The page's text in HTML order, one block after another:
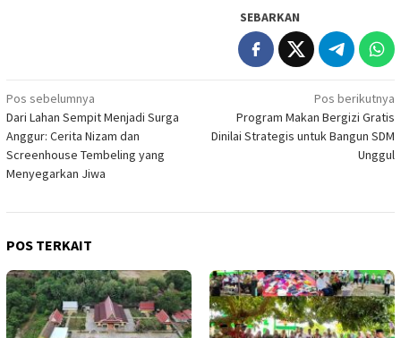
SEBARKAN
Navigasi
pos
Pos sebelumnya
Dari Lahan Sempit Menjadi Surga
Anggur: Cerita Nizam dan
Screenhouse Tembeling yang
Menyegarkan Jiwa
Pos berikutnya
Program Makan Bergizi Gratis
Dinilai Strategis untuk Bangun SDM
Unggul
POS TERKAIT